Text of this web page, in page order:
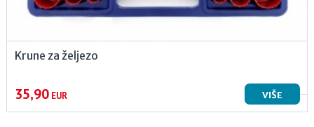
Krune za željezo
35,90EUR VIŠE